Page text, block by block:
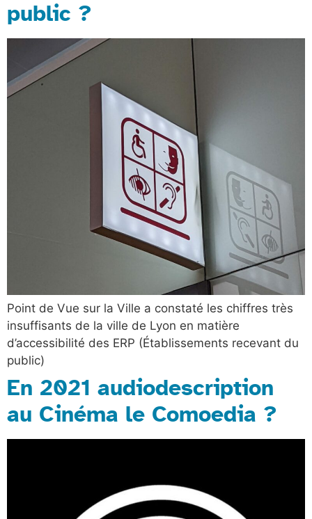
public ?
Point de Vue sur la Ville a constaté les chiffres très
insuffisants de la ville de Lyon en matière
d’accessibilité des ERP (Établissements recevant du
public)
En 2021 audiodescription
au Cinéma le Comoedia ?